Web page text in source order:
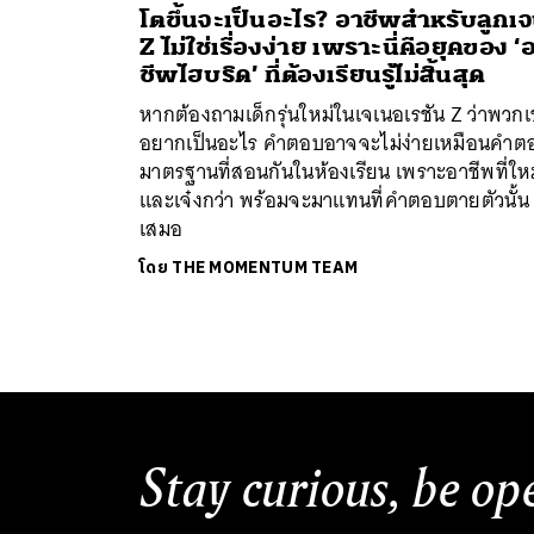
โตขึ้นจะเป็นอะไร? อาชีพสำหรับลูกเ
Z ไม่ใช่เรื่องง่าย เพราะนี่คือยุคของ ‘
ชีพไฮบริด’ ที่ต้องเรียนรู้ไม่สิ้นสุด
หากต้องถามเด็กรุ่นใหม่ในเจเนอเรชัน Z ว่าพวก
อยากเป็นอะไร คำตอบอาจจะไม่ง่ายเหมือนคำต
มาตรฐานที่สอนกันในห้องเรียน เพราะอาชีพที่ใ
และเจ๋งกว่า พร้อมจะมาแทนที่คำตอบตายตัวนั้น
เสมอ
โดย THE MOMENTUM TEAM
Stay curious, be